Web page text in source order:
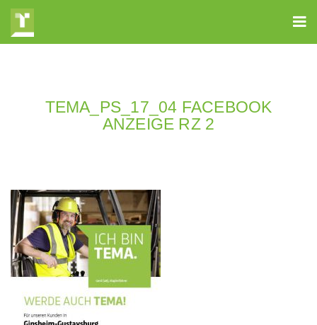
TEMA_PS_17_04 FACEBOOK
ANZEIGE RZ 2